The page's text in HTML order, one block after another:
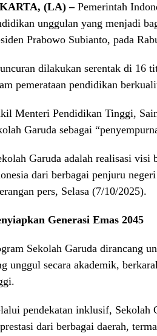
(LA) –Pemerintah
unggulan yang menjadi
Prabowo Subianto, pada
dilakukan serentak di 16
pemerataan pendidikan
Menteri Pendidikan Tinggi,
Garuda sebagai
Garuda adalah realisasi visi
dari berbagai penjuru
pers, Selasa (7/10/2025).
Generasi Emas 2045
Sekolah Garuda dirancang
unggul secara akademik,
pendekatan inklusif, Sekolah
dari berbagai daerah,